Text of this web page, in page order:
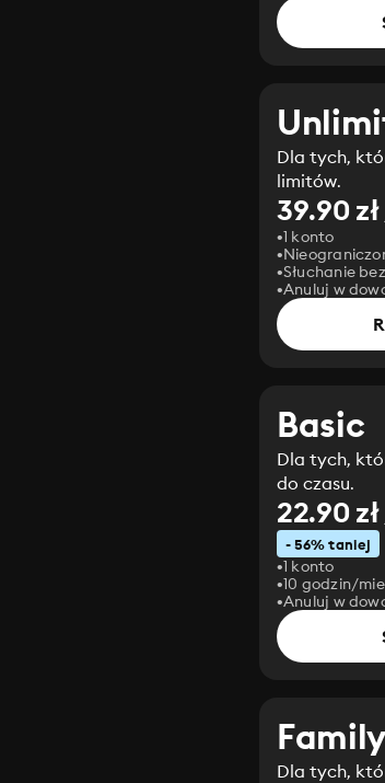
Dla tych,
limitów.
39.90 zł
1 konto
Słuchanie
Anuluj w
Basic
Dla tych,
do czasu.
22.90 zł
- 56% taniej
1 konto
10 godzin/
Anuluj w
Family
Dla tych,